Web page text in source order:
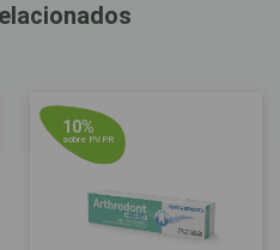
10%
sobre P.V.P.R